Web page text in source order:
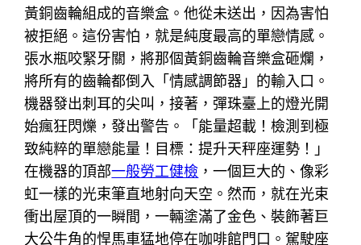
黃銅齒輪組成的音樂盒。他從未送出，因為害怕
被拒絕。這份害怕，就是純度最高的單戀情感。
張水瓶咬緊牙關，將那個黃銅齒輪音樂盒砸爛，
將所有的齒輪都倒入「情感調節器」的輸入口。
機器發出刺耳的尖叫，接著，彈珠臺上的燈光開
始瘋狂閃爍，發出警告。「能量超載！檢測到極
致純粹的單戀能量！目標：提升天秤座運勢！」
在機器的頂部一般勞工健檢 ，一個巨大的、像彩
虹一樣的光束筆直地射向天空。然而，就在光束
衝出屋頂的一瞬間，一輛塗滿了金色、裝飾著巨
大公牛角的悍馬車猛地停在咖啡館門口。駕駛座